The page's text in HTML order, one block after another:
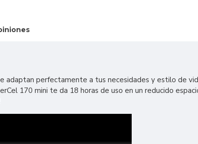
adaptan perfectamente a tus necesidades y estilo de
170 mini te da 18 horas de uso en un reducido